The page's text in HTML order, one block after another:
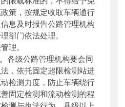
策，按规定收取车辆通行
息及时报告公路管理机构
部门依法处理。
理。
级公路管理机构要会同
，依托固定超限检测站进
检测力度，防止车辆绕行
固定检测和流动检测的程